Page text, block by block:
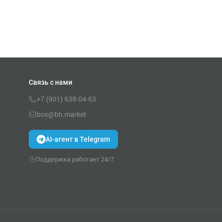
Связь с нами
+7 (901) 638-04-63
box@bh.market
AI-агент в Telegram
Поддержка работает 24/7